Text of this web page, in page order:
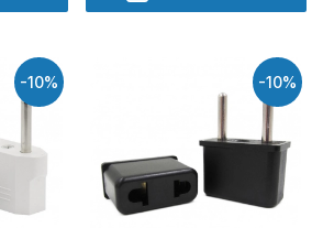
-10% -10%